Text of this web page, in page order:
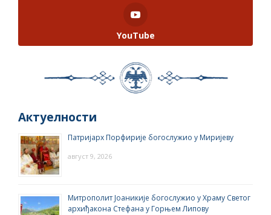
YouTube
Актуелности
Патријарх Порфирије богослужио у Миријеву
август 9, 2026
Митрополит Јоаникије богослужио у Храму Светог
архиђакона Стефана у Горњем Липову